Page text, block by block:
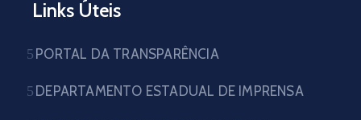
Links Úteis
PORTAL DA TRANSPARÊNCIA
DEPARTAMENTO ESTADUAL DE IMPRENSA